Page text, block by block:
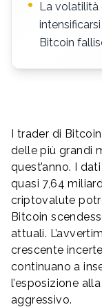
La
Bitcoin
I trader di
delle più grandi
quest’anno. I
quasi 7,64
criptovalute
Bitcoin
attuali.
crescente
continuano a
l’esposizione
aggressivo.